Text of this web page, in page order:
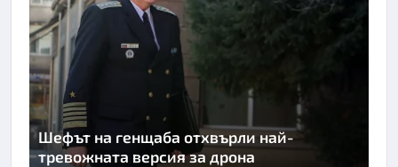
Шефът на генщаба отхвърли най-
тревожната версия за дрона